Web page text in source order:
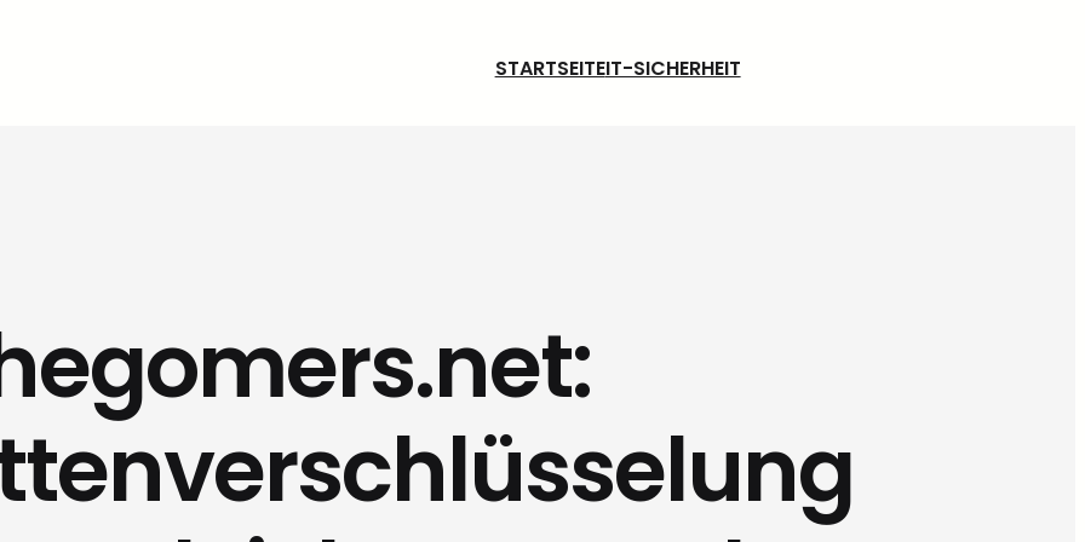
STARTSEITEIT-SICHERHEIT